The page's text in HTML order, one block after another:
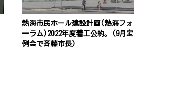
熱海市民ホール建設計画(熱海フォ
ーラム)2022年度着工公約。(9月定
例会で斉藤市長)